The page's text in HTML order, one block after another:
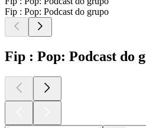
Fip : Pop: Podcast do grupo
Fip : Pop: Podcast do